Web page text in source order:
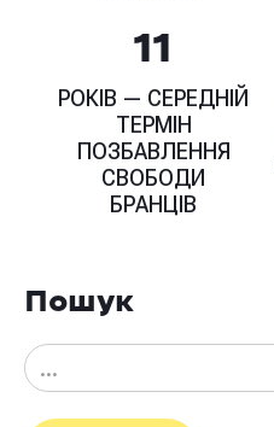
11
РОКІВ — СЕРЕДНІЙ
ТЕРМІН
ПОЗБАВЛЕННЯ
СВОБОДИ
БРАНЦІВ
Пошук